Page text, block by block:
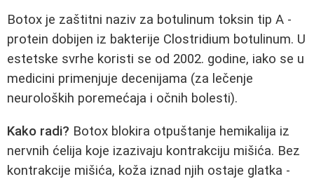
Botox je zaštitni naziv za botulinum toksin tip A -
protein dobijen iz bakterije Clostridium botulinum. U
estetske svrhe koristi se od 2002. godine, iako se u
medicini primenjuje decenijama (za lečenje
neuroloških poremećaja i očnih bolesti).
Kako radi? Botox blokira otpuštanje hemikalija iz
nervnih ćelija koje izazivaju kontrakciju mišića. Bez
kontrakcije mišića, koža iznad njih ostaje glatka -